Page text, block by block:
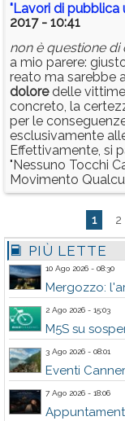
"Lavori di pubblica
2017 - 10:41
non è questione di
a mio parere:
reato ma sarebbe
doloredelle vittime
concreto, la
per le
esclusivamente
Effettivamente, si
"Nessuno Tocchi
Movimento
1 2
PIÙ LETTE
10 Ago 2026 - 08:30
Mergozzo:
2 Ago 2026 - 15:03
M5S su
3 Ago 2026 - 08:01
Eventi
7 Ago 2026 - 18:06